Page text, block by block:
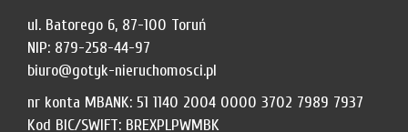
ul. Batorego 6, 87-100 Toruń
NIP: 879-258-44-97
biuro@gotyk-nieruchomosci.pl
nr konta MBANK: 51 1140 2004 0000 3702 7989 7937
Kod BIC/SWIFT: BREXPLPWMBK